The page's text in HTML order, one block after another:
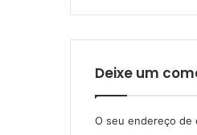
Deixe um
O seu endereço de